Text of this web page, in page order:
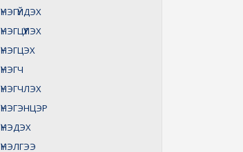
ҮНЭГҮЙДЭХ
ҮНЭГЦҮҮЛЭХ
ҮНЭГЦЭХ
ҮНЭГЧ
ҮНЭГЧЛЭХ
ҮНЭГЭНЦЭР
ҮНЭДЭХ
ҮНЭЛГЭЭ